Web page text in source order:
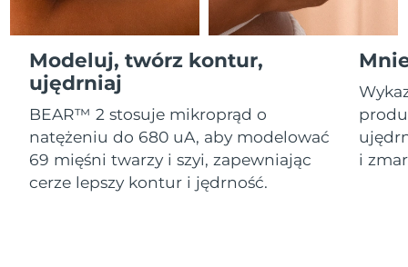
Modeluj, twórz kontur,
ujędrniaj
BEAR™ 2 stosuje mikroprąd o
natężeniu do 680 uA, aby modelować
69 mięśni twarzy i szyi, zapewniając
cerze lepszy kontur i jędrność.
i
All revitalizing eye massagers
Advanced pore care essentials
Serum
For healthy hair
issa™ Teeth Whitening Gel
18% PAP
Kupuj
Gibraltar
Grecja
Oczekiwany czas dostawy
8/8/26
SRA Hongkong
(Chiny)
Oczekiwany czas dostawy
8/9/26
Węgry
Oczekiwany czas dostawy